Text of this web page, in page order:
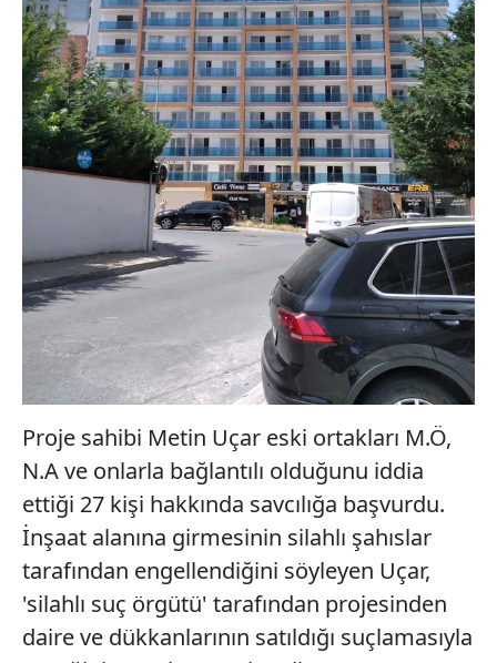
Proje sahibi Metin Uçar eski ortakları M.Ö,
N.A ve onlarla bağlantılı olduğunu iddia
ettiği 27 kişi hakkında savcılığa başvurdu.
İnşaat alanına girmesinin silahlı şahıslar
tarafından engellendiğini söyleyen Uçar,
'silahlı suç örgütü' tarafından projesinden
daire ve dükkanlarının satıldığı suçlamasıyla